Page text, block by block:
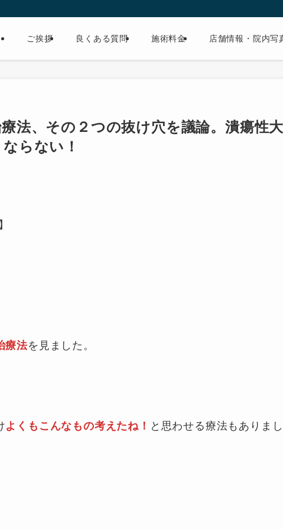
ご挨拶 良くある質問 施術料金 店舗情報・院内写
法、その２つの抜け穴を議論。潰瘍性
らない！
療法を見ました。
よくもこんなもの考えたね！ と思わせる療法もありまし